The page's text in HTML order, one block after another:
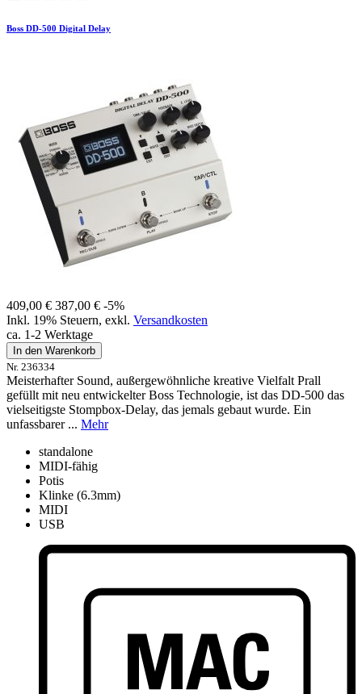
Boss DD-500 Digital Delay
409,00 € 387,00 € -5%
Inkl. 19% Steuern, exkl. Versandkosten
ca. 1-2 Werktage
In den Warenkorb
Nr. 236334
Meisterhafter Sound, außergewöhnliche kreative Vielfalt Prall
gefüllt mit neu entwickelter Boss Technologie, ist das DD-500 das
vielseitigste Stompbox-Delay, das jemals gebaut wurde. Ein
unfassbarer ... Mehr
standalone
MIDI-fähig
Potis
Klinke (6.3mm)
MIDI
USB